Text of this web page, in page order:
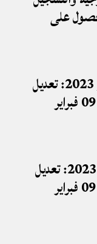
على
القرار رقم 1023 بتاريخ 25 يوليو 2023: تعديل
واستكمال القرار رقم 171 بتاريخ 09 فبراير
القرار رقم 397 بتاريخ 21 مارس 2023: تعديل
واستكمال القرار رقم 171 بتاريخ 09 فبراير